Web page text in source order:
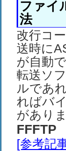
ファイ
法
改行コ
送時に
が自動
転送ソ
ルであ
ればバ
がありま
FFFTP
[参考記